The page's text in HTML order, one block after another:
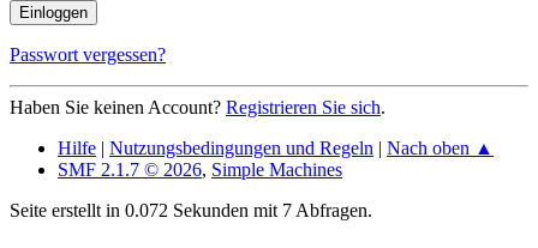
Passwort vergessen?
Haben Sie keinen Account? Registrieren Sie sich.
Hilfe | Nutzungsbedingungen und Regeln | Nach oben ▲
SMF 2.1.7 © 2026, Simple Machines
Seite erstellt in 0.072 Sekunden mit 7 Abfragen.